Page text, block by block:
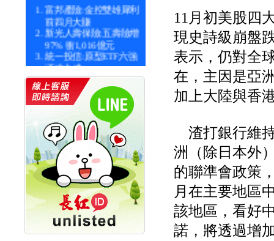
富邦產險:金控雙雄犀利
前四月大賺
新光人壽保險:五壽險增
97% 衝1,016億元
統一投信:原型ETF六強
漲逾九成
統一投信:主動式ETF溢
價 被盯上
新光人壽保險:新壽Q1外
價金將達996億
宇辰系統科技:宇辰業績
創新高 啟動興櫃轉上櫃
計畫
明緯企業:明緯永續科技
競賽 以電源驅動善的力
量
秀育企業:秀育SHO-U儲
能系統 獲國內首張CNS
認證
聯博投信:聯博00404A
11月初美股四
現史詩級崩盤
表示，仍對全
在，主因是亞
加上大陸與香
渣打銀行維
洲（除日本外
的聯準會政策
月在主要地區
該地區，看好
諾，將透過增